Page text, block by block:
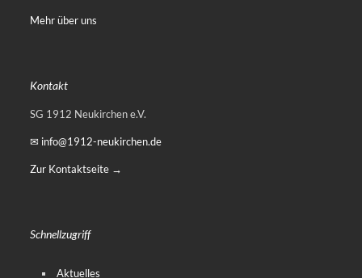
Mehr über uns
Kontakt
SG 1912 Neukirchen e.V.
✉ info@1912-neukirchen.de
Zur Kontaktseite →
Schnellzugriff
Aktuelles